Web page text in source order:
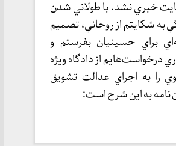
خبري نشد. با طولاني شدن
به شكايتم از روحاني، تصميم
براي حسينيان بفرستم و
درخواست‌هايم از دادگاه ويژه
را به اجراي عدالت تشويق
نامه به اين شرح است: